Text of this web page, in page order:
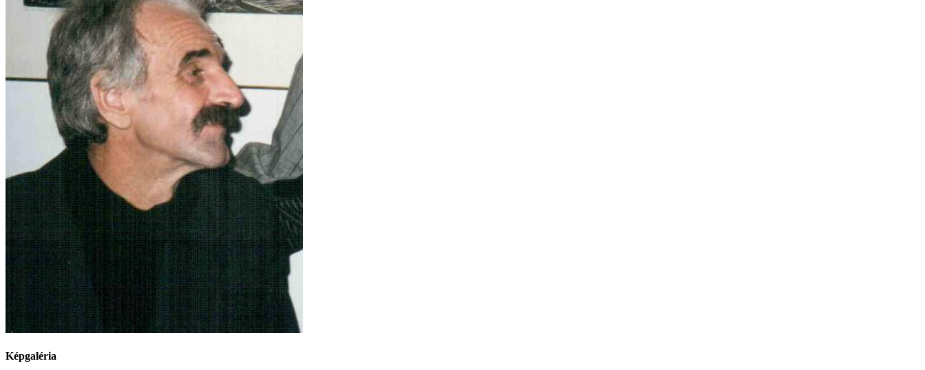
Képgaléria